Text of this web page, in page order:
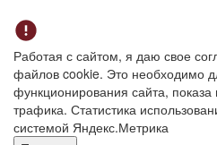
Работая с сайтом, я даю свое
файлов cookie. Это необходимо
функционирования сайта,
трафика. Статистика
системой Яндекс.Метрика